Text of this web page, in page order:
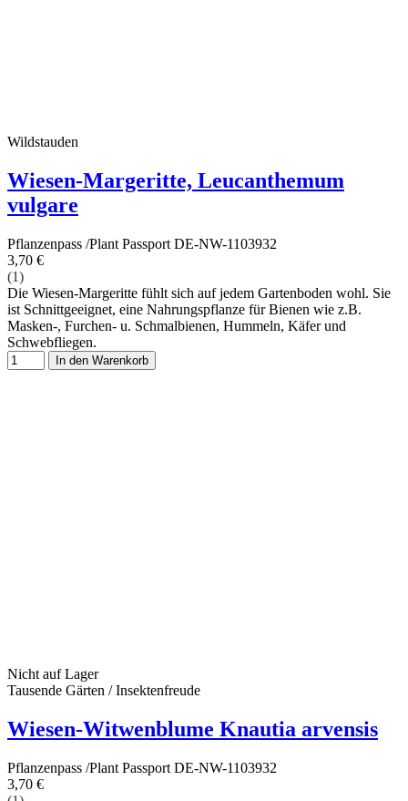
Wildstauden
Wiesen-Margeritte, Leucanthemum
vulgare
Pflanzenpass /Plant Passport DE-NW-1103932
3,70 €
(1)
Die Wiesen-Margeritte fühlt sich auf jedem Gartenboden wohl. Sie
ist Schnittgeeignet, eine Nahrungspflanze für Bienen wie z.B.
Masken-, Furchen- u. Schmalbienen, Hummeln, Käfer und
Schwebfliegen.
In den Warenkorb
Nicht auf Lager
Tausende Gärten / Insektenfreude
Wiesen-Witwenblume Knautia arvensis
Pflanzenpass /Plant Passport DE-NW-1103932
3,70 €